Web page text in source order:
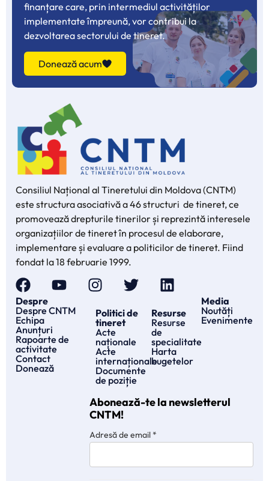
finanțare care, prin intermediul activităților
implementate împreună, vor contribui la
dezvoltarea sectorului de tineret.
Donează acum
Consiliul Național al Tineretului din Moldova (CNTM)
este structura asociativă a 46 structuri de tineret, ce
promovează drepturile tinerilor și reprezintă interesele
organizațiilor de tineret în procesul de elaborare,
implementare și evaluare a politicilor de tineret. Fiind
fondat la 18 februarie 1999.
Despre
Despre CNTM
Echipa
Anunțuri
Rapoarte de
activitate
Contact
Donează
Politici de
tineret
Acte
naționale
Acte
internaționale
Documente
de poziție
Resurse
Resurse
de
specialitate
Harta
bugetelor
Media
Noutăți
Evenimente
Abonează-te la newsletterul
CNTM!
Adresă de email*